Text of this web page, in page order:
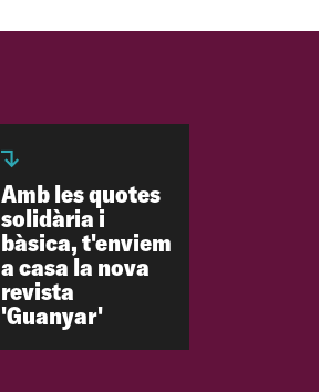
Amb les quotes
solidària i
bàsica, t'enviem
a casa la nova
revista
'Guanyar'